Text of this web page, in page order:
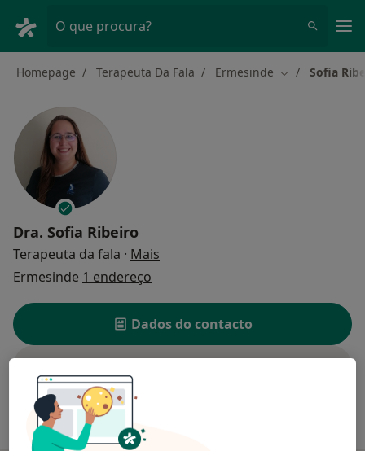
O que procura?
Homepage Terapeuta Da Fala Ermesinde Mudar de
Sofia
Dra. Sofia Ribeiro
Terapeuta da fala · Mais
Ermesinde 1 endereço
Dados do contacto
Experiência Preços